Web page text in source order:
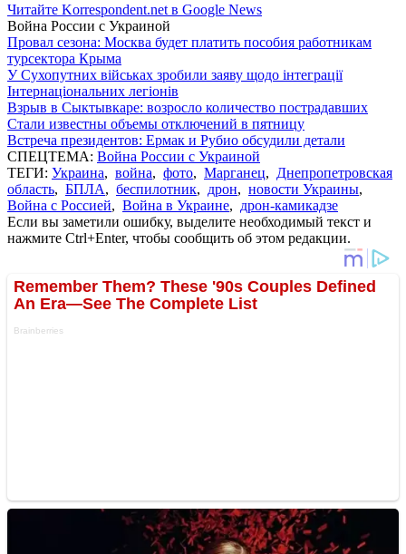
Читайте Korrespondent.net в Google News
Война России с Украиной
Провал сезона: Москва будет платить пособия работникам
турсектора Крыма
У Сухопутних військах зробили заяву щодо інтеграції
Інтернаціональних легіонів
Взрыв в Сыктывкаре: возросло количество пострадавших
Стали известны объемы отключений в пятницу
Встреча президентов: Ермак и Рубио обсудили детали
СПЕЦТЕМА: Война России с Украиной
ТЕГИ: Украина, война, фото, Марганец, Днепропетровская
область, БПЛА, беспилотник, дрон, новости Украины,
Война с Россией, Война в Украине, дрон-камикадзе
Если вы заметили ошибку, выделите необходимый текст и
нажмите Ctrl+Enter, чтобы сообщить об этом редакции.